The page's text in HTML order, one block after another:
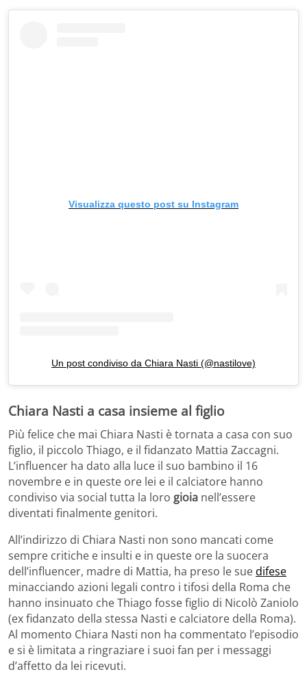
Visualizza questo post su Instagram
Un post condiviso da Chiara Nasti (@nastilove)
Chiara Nasti a casa insieme al figlio
Più felice che mai Chiara Nasti è tornata a casa con suo
figlio, il piccolo Thiago, e il fidanzato Mattia Zaccagni.
L’influencer ha dato alla luce il suo bambino il 16
novembre e in queste ore lei e il calciatore hanno
condiviso via social tutta la loro gioia nell’essere
diventati finalmente genitori.
All’indirizzo di Chiara Nasti non sono mancati come
sempre critiche e insulti e in queste ore la suocera
dell’influencer, madre di Mattia, ha preso le suedifese
minacciando azioni legali contro i tifosi della Roma che
hanno insinuato che Thiago fosse figlio di Nicolò Zaniolo
(ex fidanzato della stessa Nasti e calciatore della Roma).
Al momento Chiara Nasti non ha commentato l’episodio
e si è limitata a ringraziare i suoi fan per i messaggi
d’affetto da lei ricevuti.